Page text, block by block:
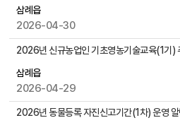
작
일
삼례읍
2026-04-30
2026년 신규농업인 기초영농기술교육(1기)
삼례읍
2026-04-29
2026년 동물등록 자진신고기간(1차) 운영 알